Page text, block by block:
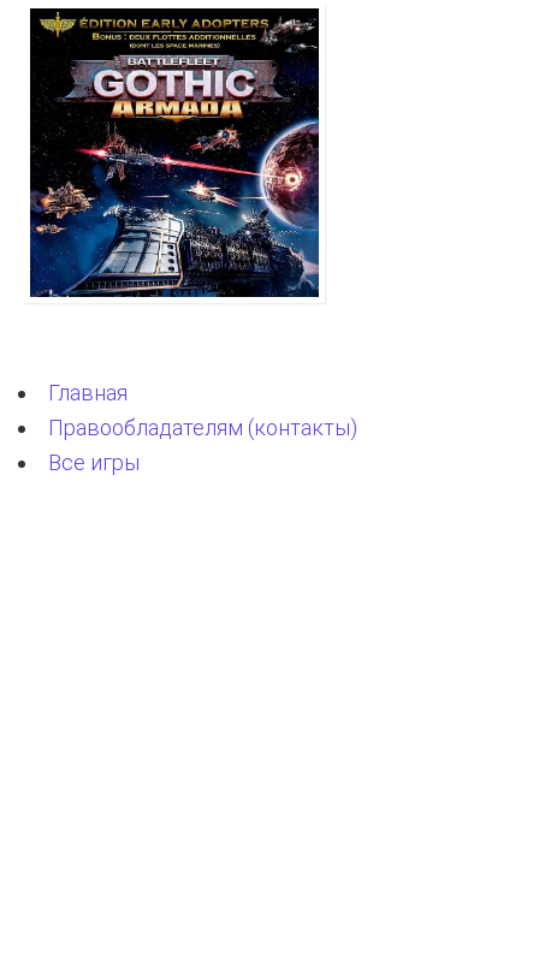
Главная
Правообладателям (контакты)
Все игры